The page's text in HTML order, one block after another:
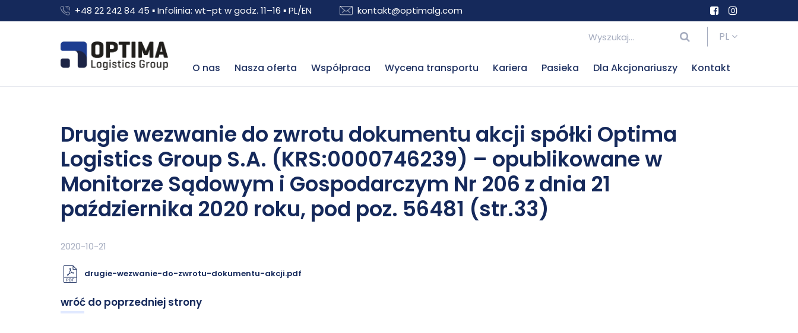
+48 22 242 84 45 ▪ Infolinia: wt–pt w godz. 11–16 ▪ PL/EN kontakt@optimalg.com
PL
O nas Nasza oferta Współpraca Wycena transportu Kariera Pasieka Dla Akcjonariuszy Kontakt
Drugie wezwanie do zwrotu dokumentu akcji spółki Optima
Logistics Group S.A. (KRS:0000746239) – opublikowane w
Monitorze Sądowym i Gospodarczym Nr 206 z dnia 21
października 2020 roku, pod poz. 56481 (str.33)
2020-10-21
drugie-wezwanie-do-zwrotu-dokumentu-akcji.pdf
wróć do poprzedniej strony